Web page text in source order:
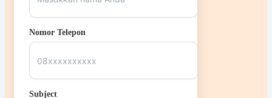
Nomor Telepon
Subject